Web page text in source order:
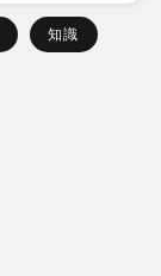
知識